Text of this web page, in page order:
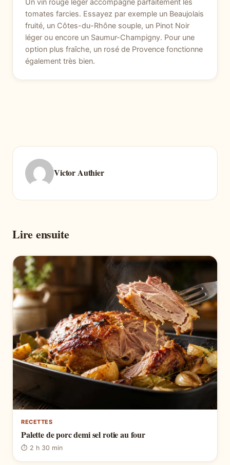
Un vin rouge léger accompagne parfaitement les
tomates farcies. Essayez par exemple un Beaujolais
fruité, un Côtes-du-Rhône souple, un Pinot Noir
léger ou encore un Saumur-Champigny. Pour une
option plus fraîche, un rosé de Provence fonctionne
également très bien.
Victor Authier
Lire ensuite
RECETTES
Palette de porc demi sel rotie au four
⏱ 2 h 30 min